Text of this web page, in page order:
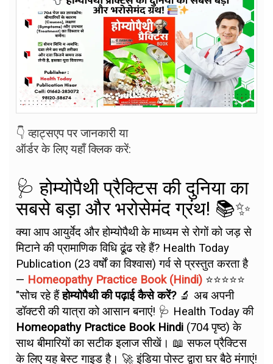
👇 व्हाट्सएप पर जानकारी या
ऑर्डर के लिए यहाँ क्लिक करें:
🩺 होम्योपैथी प्रैक्टिस की दुनिया का
सबसे बड़ा और भरोसेमंद ग्रंथ! 📚✨
क्या आप आयुर्वेद और होम्योपैथी के माध्यम से रोगों को जड़ से
मिटाने की प्रामाणिक विधि ढूंढ रहे हैं? Health Today
Publication (23 वर्षों का विश्वास) गर्व से प्रस्तुत करता है
— Homeopathy Practice Book (Hindi) ⭐⭐⭐⭐⭐
"सोच रहे हैंहोम्योपैथी की पढ़ाई कैसे करें?🔬 अब अपनी
डॉक्टरी की यात्रा को आसान बनाएं! 🩺 Health Today की
Homeopathy Practice Book Hindi (704 पृष्ठ) के
साथ बीमारियों का सटीक इलाज सीखें। 📖 सफल प्रैक्टिस
के लिए यह बेस्ट गाइड है। 🚀 इंडिया पोस्ट द्वारा घर बैठे मंगाएं!